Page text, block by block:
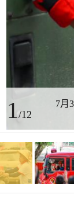
1/12
7月